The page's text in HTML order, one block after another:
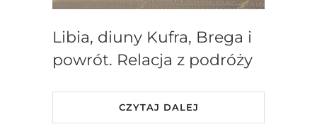
Libia, diuny Kufra, Brega i
powrót. Relacja z podróży
CZYTAJ DALEJ